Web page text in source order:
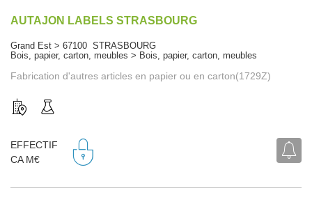
AUTAJON LABELS STRASBOURG
Grand Est > 67100 STRASBOURG
Bois, papier, carton, meubles > Bois, papier, carton, meubles
Fabrication d'autres articles en papier ou en carton(1729Z)
EFFECTIF
CA M€